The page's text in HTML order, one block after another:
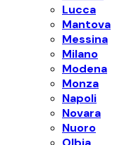
Lucca
Mantova
Messina
Milano
Modena
Monza
Napoli
Novara
Nuoro